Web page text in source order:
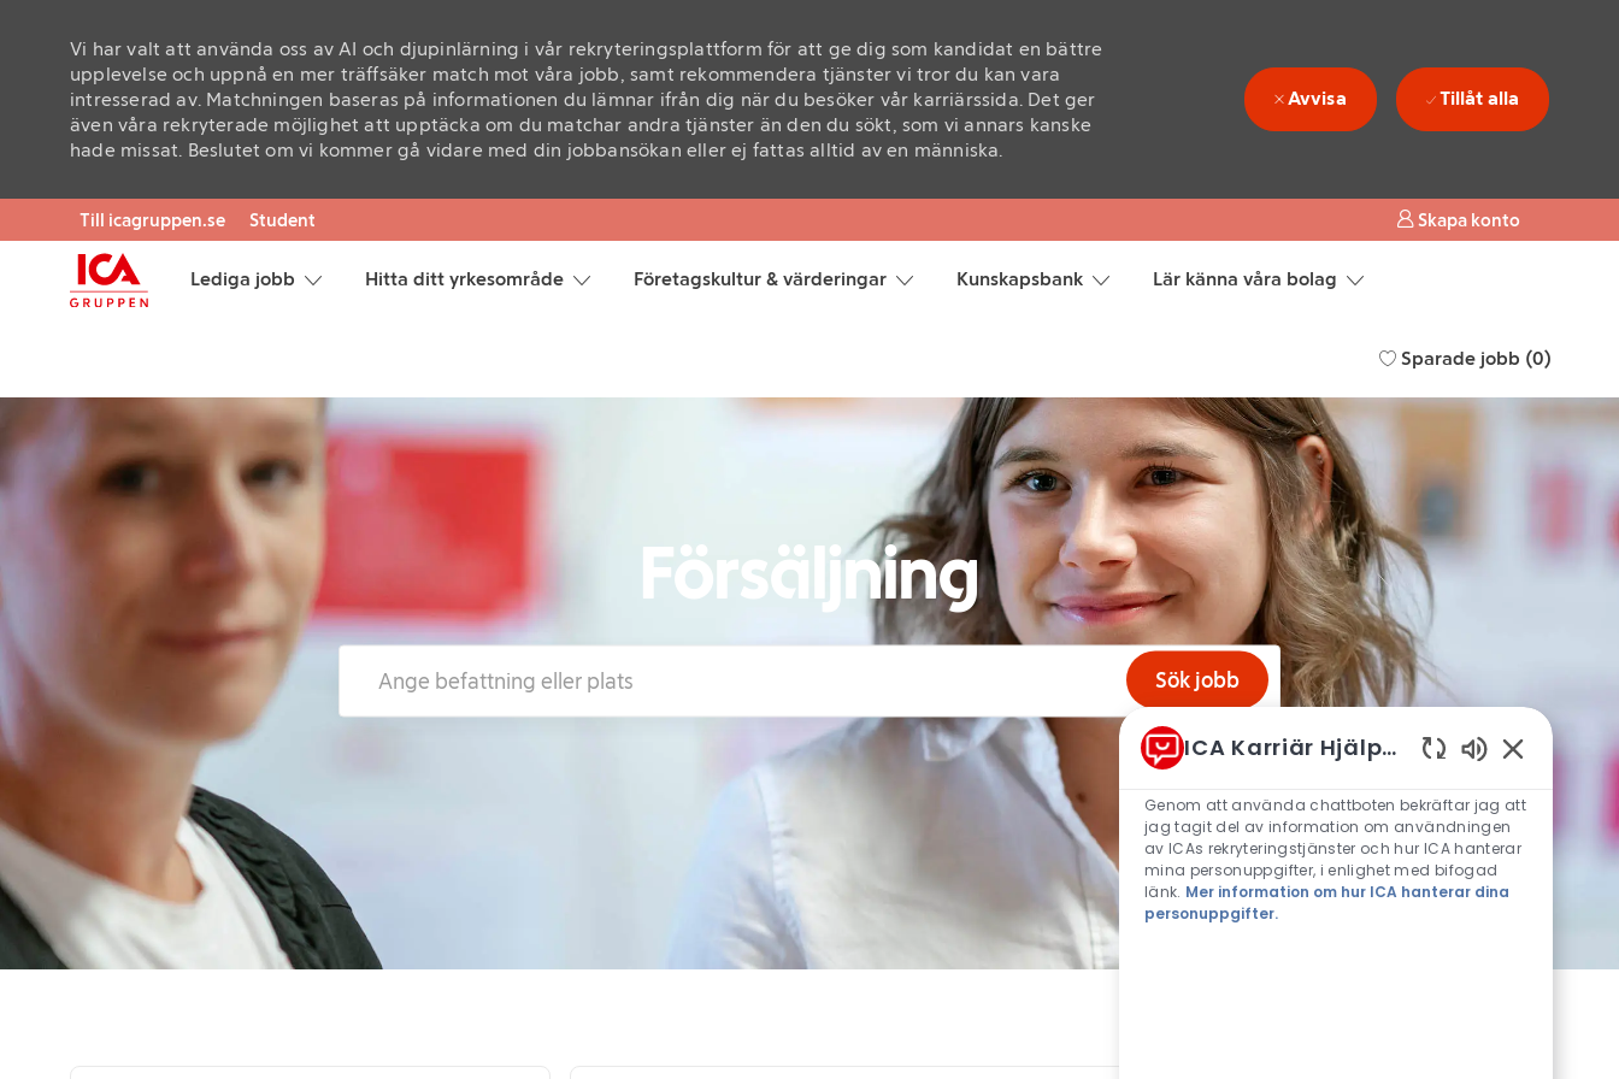
Skip to main content
Till icagruppen.se Student Skapa konto
Lediga jobb Hitta ditt yrkesområde Företagskultur & värderingar Kunskapsbank Lär känna våra bolag
Sparade jobb (0)
Vi har valt att använda oss av AI och djupinlärning i vår rekryteringsplattform för att ge dig som kandidat en bättre
upplevelse och uppnå en mer träffsäker match mot våra jobb, samt rekommendera tjänster vi tror du kan vara
intresserad av. Matchningen baseras på informationen du lämnar ifrån dig när du besöker vår karriärssida. Det ger
även våra rekryterade möjlighet att upptäcka om du matchar andra tjänster än den du sökt, som vi annars kanske
hade missat. Beslutet om vi kommer gå vidare med din jobbansökan eller ej fattas alltid av en människa.
Avvisa Tillåt alla
Försäljning
Sök jobb
ICA Karriär Hjälprobot
Genom att använda chattboten bekräftar jag att
jag tagit del av information om användningen
av ICAs rekryteringstjänster och hur ICA hanterar
mina personuppgifter, i enlighet med bifogad
länk. Mer information om hur ICA hanterar dina
personuppgifter.